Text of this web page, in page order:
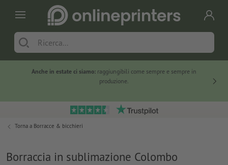
Anche in estate ci siamo: raggiungibili come sempre e sempre in
produzione.
Torna a Borracce & bicchieri
Borraccia in sublimazione Colombo